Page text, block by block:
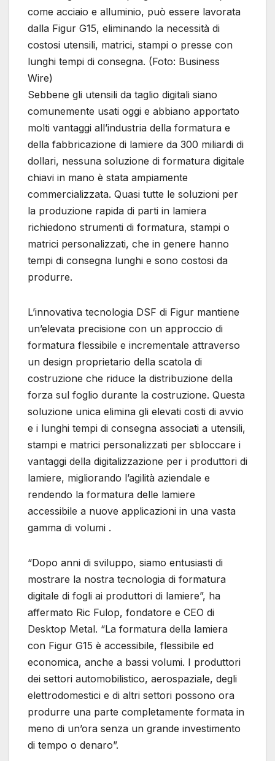
come acciaio e alluminio, può essere lavorata
dalla Figur G15, eliminando la necessità di
costosi utensili, matrici, stampi o presse con
lunghi tempi di consegna. (Foto: Business
Wire)
Sebbene gli utensili da taglio digitali siano
comunemente usati oggi e abbiano apportato
molti vantaggi all’industria della formatura e
della fabbricazione di lamiere da 300 miliardi di
dollari, nessuna soluzione di formatura digitale
chiavi in ​​mano è stata ampiamente
commercializzata. Quasi tutte le soluzioni per
la produzione rapida di parti in lamiera
richiedono strumenti di formatura, stampi o
matrici personalizzati, che in genere hanno
tempi di consegna lunghi e sono costosi da
produrre.
L’innovativa tecnologia DSF di Figur mantiene
un’elevata precisione con un approccio di
formatura flessibile e incrementale attraverso
un design proprietario della scatola di
costruzione che riduce la distribuzione della
forza sul foglio durante la costruzione. Questa
soluzione unica elimina gli elevati costi di avvio
e i lunghi tempi di consegna associati a utensili,
stampi e matrici personalizzati per sbloccare i
vantaggi della digitalizzazione per i produttori di
lamiere, migliorando l’agilità aziendale e
rendendo la formatura delle lamiere
accessibile a nuove applicazioni in una vasta
gamma di volumi .
“Dopo anni di sviluppo, siamo entusiasti di
mostrare la nostra tecnologia di formatura
digitale di fogli ai produttori di lamiere”, ha
affermato Ric Fulop, fondatore e CEO di
Desktop Metal. “La formatura della lamiera
con Figur G15 è accessibile, flessibile ed
economica, anche a bassi volumi. I produttori
dei settori automobilistico, aerospaziale, degli
elettrodomestici e di altri settori possono ora
produrre una parte completamente formata in
meno di un’ora senza un grande investimento
di tempo o denaro”.